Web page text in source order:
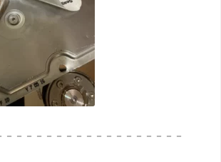
－－－－－－－－－－－－－－－－－－